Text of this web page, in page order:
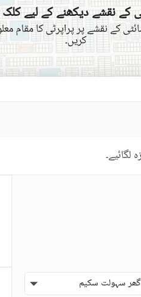
کے نقشے دیکھنے کے لیے کلک
کے نقشے پر پراپرٹی کا مقام
کریں۔
لگائیے۔
گھر سہولت سکیم